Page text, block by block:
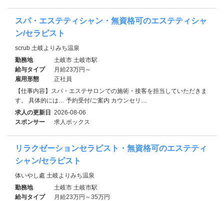
スパ・エステティシャン・無資格可のエステティシャ
ン/セラピスト
scrub 土岐よりみち温泉
勤務地
土岐市 土岐市駅
給与タイプ
月給23万円～
雇用形態
正社員
【仕事内容】スパ・エステサロンでの施術・接客を担当していただきま
す。 具体的には… 予約受付/ご案内 カウンセリ…
求人の更新日 2026-08-06
スポンサー
求人ボックス
リラクゼーションセラピスト・無資格可のエステティ
シャン/セラピスト
体いやし處 土岐よりみち温泉
勤務地
土岐市 土岐市駅
給与タイプ
月給23万円～35万円